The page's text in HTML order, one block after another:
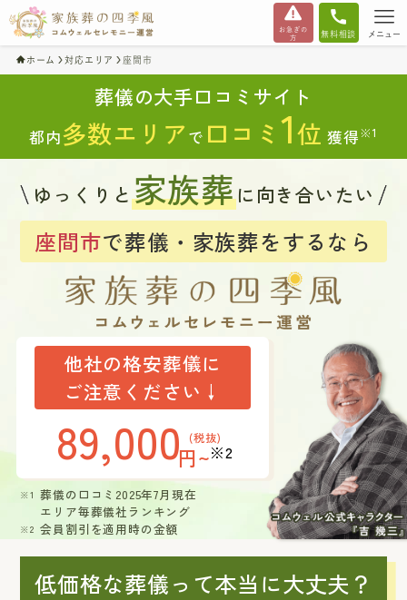
お急ぎの
方
無料相談 メニュー
ホーム 対応エリア 座間市
葬儀の大手口コミサイト
都内多数エリア で 口コミ 1位 獲得※1
ゆっくりと家族葬に向き合いたい
座間市で葬儀・家族葬をするなら
他社の格安葬儀に
ご注意ください↓
89,000 (税抜)
円~※2
葬儀の口コミ2025年7月現在
エリア毎葬儀社ランキング
会員割引を適用時の金額
低価格な葬儀って本当に大丈夫？